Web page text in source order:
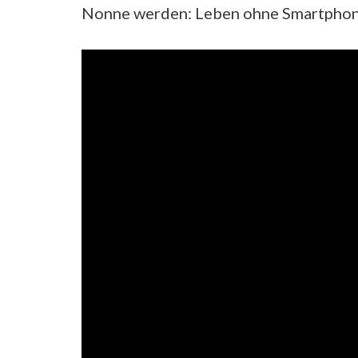
Nonne werden: Leben ohne